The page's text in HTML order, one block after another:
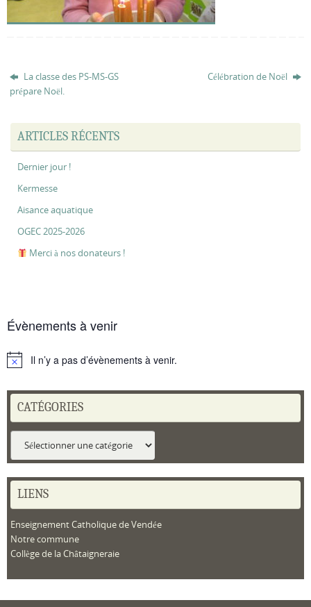
La classe des PS-MS-GS
prépare Noël.
Célébration de Noël
ARTICLES RÉCENTS
Dernier jour !
Kermesse
Aisance aquatique
OGEC 2025-2026
Merci à nos donateurs !
Évènements à venir
NoticeIl n’y a pas d’évènements à venir.
CATÉGORIES
LIENS
Enseignement Catholique de Vendée
Notre commune
Collège de la Châtaigneraie